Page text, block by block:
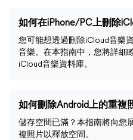
如何在iPhone/PC上刪除
您可能想透過刪除iCloud音樂
音樂。在本指南中，您將詳細
iCloud音樂資料庫。
如何刪除Android上的重複
儲存空間已滿？本指南將向您
複照片以釋放空間。